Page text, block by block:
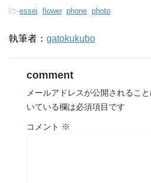
-essei flower, phone photo
執筆者： gatokukubo
comment
メールアドレスが公開されること
いている欄は必須項目です
コメント ※